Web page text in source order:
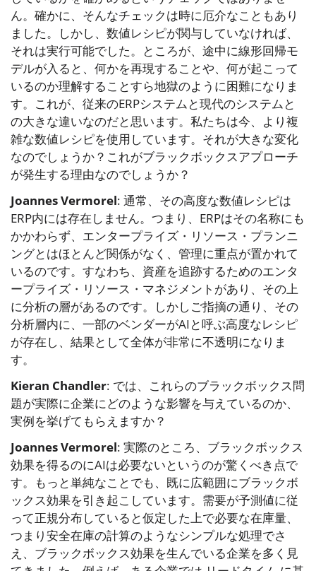
ん。確かに、そんなチェックは時に厄介なこともあり
ました。しかし、数値レシピが関与していなければ、
それは実行可能でした。ところが、途中に線形回帰モ
デルが入ると、何かを再現することや、何が起こって
いるのか理解することすら地獄のように困難になりま
す。これが、従来のERPシステムと現代のシステムと
の大きな違いなのだと思います。私たちは今、より複
雑な数値レシピを使用しています。それが大きな変化
なのでしょうか？これがブラックボックスアプローチ
が発生する理由なのでしょうか？
Joannes Vermorel: 通常、その高度な数値レシピは
ERP内には存在しません。つまり、ERPはその名称にも
かかわらず、エンタープライズ・リソース・プランニ
ングとはほとんど関係がなく、管理に重点が置かれて
いるのです。すなわち、資産を追跡するためのエンタ
ープライズ・リソース・マネジメントがあり、その上
に分析の層があるのです。しかしご指摘の通り、その
分析層内に、一部のベンダーがAIと呼ぶ高度なレシピ
が存在し、結果として全体が非常に不透明になりま
す。
Kieran Chandler: では、これらのブラックボックス問
題が実際に企業にどのような影響を与えているのか、
実例を挙げてもらえますか？
Joannes Vermorel: 実際のところ、ブラックボックス
効果を得るのにAIは必要ないというのが驚くべき点で
す。もっと単純なことでも、既に広範囲にブラックボ
ックス効果を引き起こしています。需要が予測値に従
って正規分布していると仮定した上で必要な在庫量、
つまり安全在庫の計算のようなシンプルな処理でさ
え、ブラックボックス効果を生んでいる企業を多く見